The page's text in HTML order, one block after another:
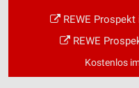
REWE Prospekt
REWE
Kostenlos